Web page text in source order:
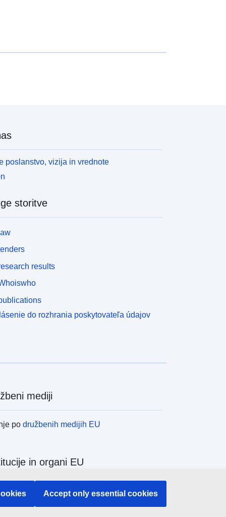
poslanstvo, vizija in vrednote
storitve
results
do rozhrania poskytovateľa údajov
mediji
podružbenih medijih EU
in organi EU
po institucijah in organih EU
Accept only essential cookies